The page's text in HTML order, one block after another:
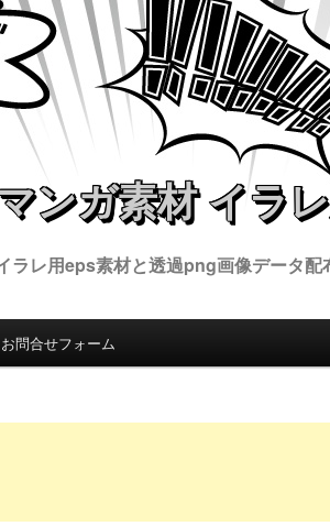
ンガ素材 イラ
ラレ用eps素材と透過png画像データ
お問合せフォーム